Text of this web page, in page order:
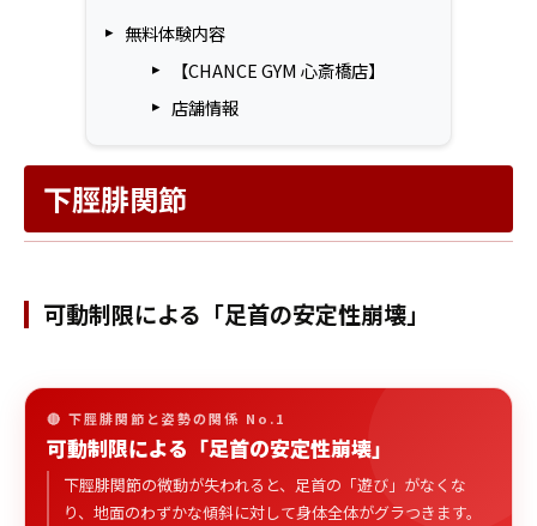
無料体験内容
【CHANCE GYM 心斎橋店】
店舗情報
下脛腓関節
可動制限による「足首の安定性崩壊」
🔴 下脛腓関節と姿勢の関係 No.1
可動制限による「足首の安定性崩壊」
下脛腓関節の微動が失われると、足首の「遊び」がなくな
り、地面のわずかな傾斜に対して身体全体がグラつきます。